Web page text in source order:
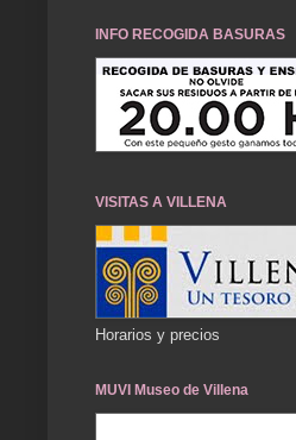
UN SERVICIO A
INFO RECOGIDA BASURAS
VISITAS A VILLENA
Horarios y precios
MUVI Museo de Villena